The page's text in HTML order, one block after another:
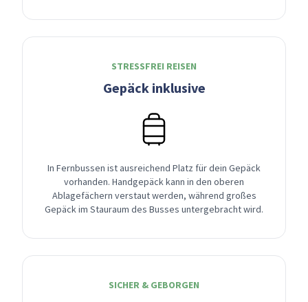
STRESSFREI REISEN
Gepäck inklusive
In Fernbussen ist ausreichend Platz für dein Gepäck
vorhanden. Handgepäck kann in den oberen
Ablagefächern verstaut werden, während großes
Gepäck im Stauraum des Busses untergebracht wird.
SICHER & GEBORGEN